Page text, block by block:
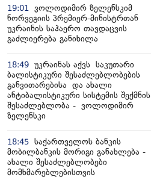
19:01
ვოლოდიმირ ზელენსკიმ
ნორვეგიის პრემიერ-მინისტრთან
უკრაინის საჰაერო თავდაცვის
გაძლიერება განიხილა
18:49 უკრაინას აქვს საკუთარი
ბალისტიკური შესაძლებლობების
განვითარებისა და ახალი
ანტიბალისტიკური სისტემის შექმნის
შესაძლებლობა - ვოლოდიმირ
ზელენსკი
18:45 საქართველოს ბანკის
მობილბანკის მორიგი განახლება -
ახალი შესაძლებლობები
მომხმარებლებისთვის